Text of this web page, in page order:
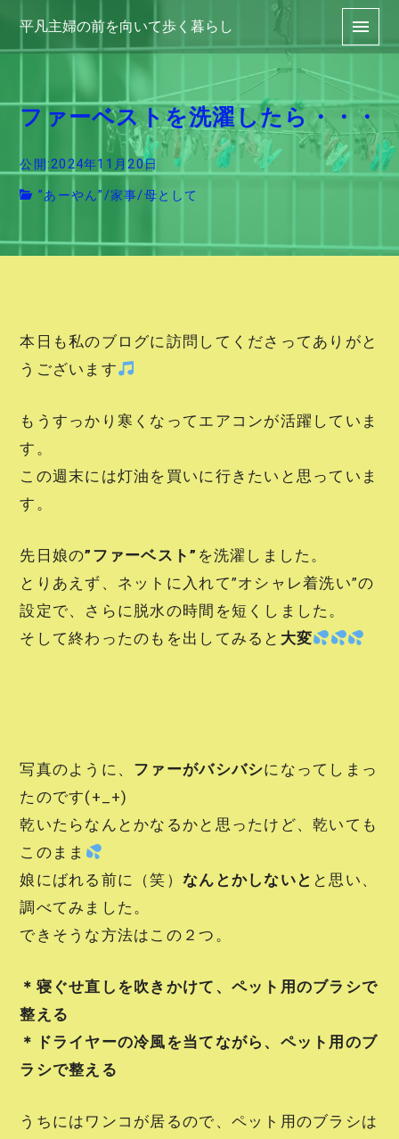
平凡主婦の前を向いて歩く暮らし
ファーベストを洗濯したら・・・
公開:2024年11月20日
”あーやん”/家事/母として
本日も私のブログに訪問してくださってありがと
うございます
もうすっかり寒くなってエアコンが活躍していま
す。
この週末には灯油を買いに行きたいと思っていま
す。
先日娘の”ファーベスト” を洗濯しました。
とりあえず、ネットに入れて”オシャレ着洗い”の
設定で、さらに脱水の時間を短くしました。
そして終わったのもを出してみると 大変
写真のように、 ファーがバシバシになってしまっ
たのです(+_+)
乾いたらなんとかなるかと思ったけど、乾いても
このまま
娘にばれる前に（笑）なんとかしないと と思い、
調べてみました。
できそうな方法はこの２つ。
＊寝ぐせ直しを吹きかけて、ペット用のブラシで
整える
＊ドライヤーの冷風を当てながら、ペット用のブ
ラシで整える
うちにはワンコが居るので、ペット用のブラシは